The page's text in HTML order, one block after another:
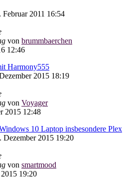
Februar 2011 16:54
von brummbaerchen
12:46
Harmony555
2015 18:19
von Voyager
2015 12:48
10 Laptop insbesondere Plex
Dezember 2015 19:20
von smartmood
19:20